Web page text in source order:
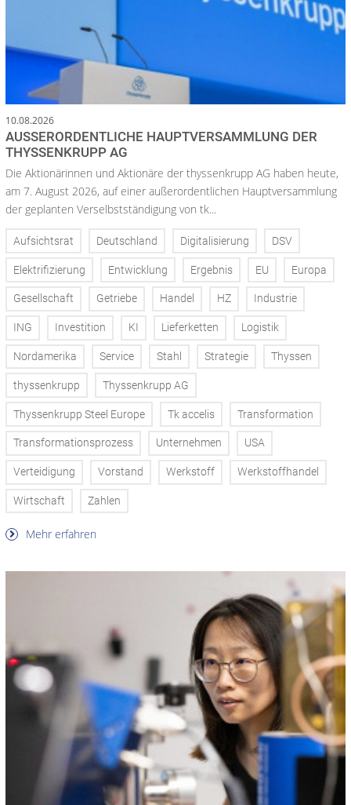
10.08.2026
AUSSERORDENTLICHE HAUPTVERSAMMLUNG DER T
HYSSENKRUPP AG
Die Aktionärinnen und Aktionäre der thyssenkrupp AG haben heute,
am 7. August 2026, auf einer außerordentlichen Hauptversammlung
der geplanten Verselbstständigung von tk...
Aufsichtsrat Deutschland Digitalisierung DSV
Elektrifizierung Entwicklung Ergebnis EU Europa
Gesellschaft Getriebe Handel HZ Industrie
ING Investition KI Lieferketten Logistik
Nordamerika Service Stahl Strategie Thyssen
thyssenkrupp Thyssenkrupp AG
Thyssenkrupp Steel Europe Tk accelis Transformation
Transformationsprozess Unternehmen USA
Verteidigung Vorstand Werkstoff Werkstoffhandel
Wirtschaft Zahlen
Mehr erfahren